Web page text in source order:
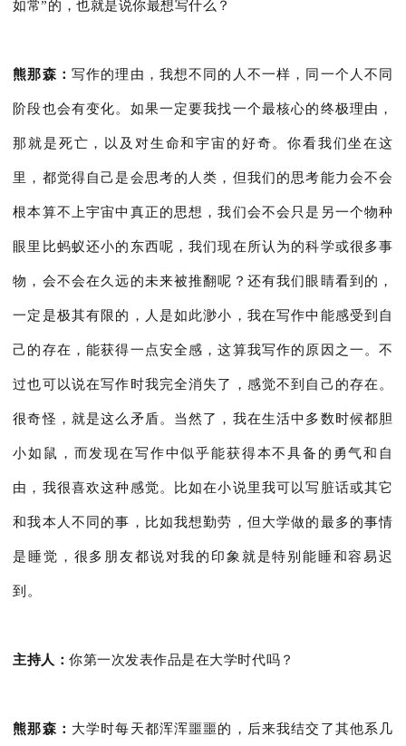
如常”的，也就是说你最想写什么？
熊那森： 写作的理由，我想不同的人不一样，同一个人不同
阶段也会有变化。如果一定要我找一个最核心的终极理由，
那就是死亡，以及对生命和宇宙的好奇。你看我们坐在这
里，都觉得自己是会思考的人类，但我们的思考能力会不会
根本算不上宇宙中真正的思想，我们会不会只是另一个物种
眼里比蚂蚁还小的东西呢，我们现在所认为的科学或很多事
物，会不会在久远的未来被推翻呢？还有我们眼睛看到的，
一定是极其有限的，人是如此渺小，我在写作中能感受到自
己的存在，能获得一点安全感，这算我写作的原因之一。不
过也可以说在写作时我完全消失了，感觉不到自己的存在。
很奇怪，就是这么矛盾。当然了，我在生活中多数时候都胆
小如鼠，而发现在写作中似乎能获得本不具备的勇气和自
由，我很喜欢这种感觉。比如在小说里我可以写脏话或其它
和我本人不同的事，比如我想勤劳，但大学做的最多的事情
是睡觉，很多朋友都说对我的印象就是特别能睡和容易迟
到。
主持人：你第一次发表作品是在大学时代吗？
熊那森： 大学时每天都浑浑噩噩的，后来我结交了其他系几